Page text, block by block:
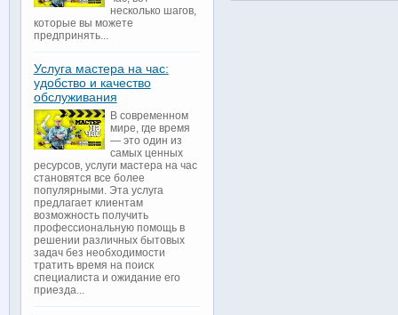
несколько шагов,
которые вы можете
предпринять...
Услуга мастера на час:
удобство и качество
обслуживания
В современном
мире, где время
— это один из
самых ценных
ресурсов, услуги мастера на час
становятся все более
популярными. Эта услуга
предлагает клиентам
возможность получить
профессиональную помощь в
решении различных бытовых
задач без необходимости
тратить время на поиск
специалиста и ожидание его
приезда...